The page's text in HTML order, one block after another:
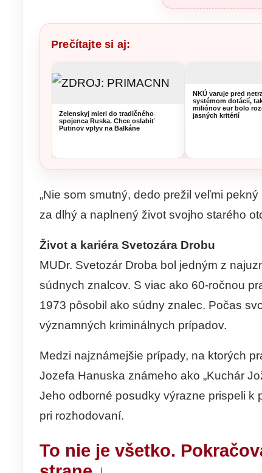
Prečítajte si aj:
Zelenskyj mieri do tradičného
spojenca Ruska. Chce oslabiť
Putinov vplyv na Balkáne
NKÚ varuje pred
systémom dotácií,
miliónov eur bolo
jasných kritérií
„Nie som smutný, dedo prežil veľmi
za dlhý a naplnený život svojho starého
Život a kariéra Svetozára Drobu
MUDr. Svetozár Droba bol jedným z
súdnych znalcov. S viac ako 60-ročnou
1973 pôsobil ako súdny znalec. Počas
významných kriminálnych prípadov.
Medzi najznámejšie prípady, na ktorých
Jozefa Hanuska známeho ako „Kuchár
Jeho odborné posudky výrazne prispeli k
pri rozhodovaní.
To nie je všetko.